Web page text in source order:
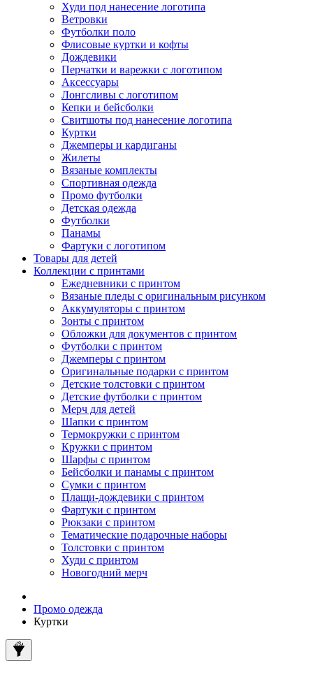
Худи под нанесение логотипа
Ветровки
Футболки поло
Флисовые куртки и кофты
Дождевики
Перчатки и варежки с логотипом
Аксессуары
Лонгсливы с логотипом
Кепки и бейсболки
Свитшоты под нанесение логотипа
Куртки
Джемперы и кардиганы
Жилеты
Вязаные комплекты
Спортивная одежда
Промо футболки
Детская одежда
Футболки
Панамы
Фартуки с логотипом
Товары для детей
Коллекции с принтами
Ежедневники с принтом
Вязаные пледы с оригинальным рисунком
Аккумуляторы с принтом
Зонты с принтом
Обложки для документов с принтом
Футболки с принтом
Джемперы с принтом
Оригинальные подарки с принтом
Детские толстовки с принтом
Детские футболки с принтом
Мерч для детей
Шапки с принтом
Термокружки с принтом
Кружки с принтом
Шарфы с принтом
Бейсболки и панамы с принтом
Сумки с принтом
Плащи-дождевики с принтом
Фартуки с принтом
Рюкзаки с принтом
Тематические подарочные наборы
Толстовки с принтом
Худи с принтом
Новогодний мерч
Промо одежда
Куртки